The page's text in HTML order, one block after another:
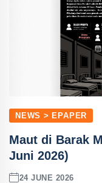
NEWS > EPAPER
Maut di Barak
Juni 2026)
24 JUNE 2026